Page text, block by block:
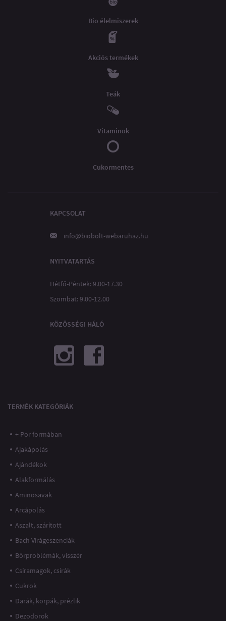
Bio élelmiszerek
Akciós termékek
Teák
Vitaminok
Cukormentes
KAPCSOLAT
info@biobolt-webaruhaz.hu
NYITVATARTÁS
Hétfő-Péntek: 9.00-17.30
Szombat: 9.00-12.00
KÖZÖSSÉGI HÁLÓ
TERMÉK KATEGÓRIÁK
+ Por formában
Ajakápolás
Ajándékok
Alakformálás
Aminosavak
Arcápolás
Aszalt, szárított
Bach Virágeszenciák
Bőrproblémák, visszér
Csíramagok, csírák
Cukrok
Darák, korpák, prézlik
Dezodorok